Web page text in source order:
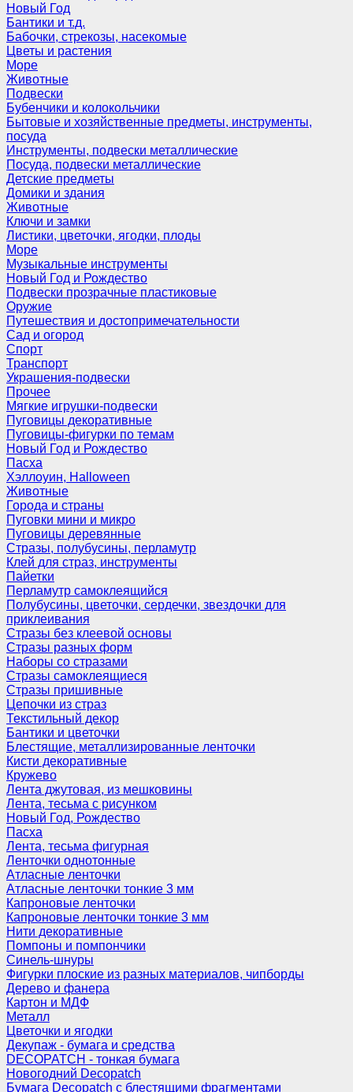
Новый Год
Бантики и т.д.
Бабочки, стрекозы, насекомые
Цветы и растения
Море
Животные
Подвески
Бубенчики и колокольчики
Бытовые и хозяйственные предметы, инструменты,
посуда
Инструменты, подвески металлические
Посуда, подвески металлические
Детские предметы
Домики и здания
Животные
Ключи и замки
Листики, цветочки, ягодки, плоды
Море
Музыкальные инструменты
Новый Год и Рождество
Подвески прозрачные пластиковые
Оружие
Путешествия и достопримечательности
Сад и огород
Спорт
Транспорт
Украшения-подвески
Прочее
Мягкие игрушки-подвески
Пуговицы декоративные
Пуговицы-фигурки по темам
Новый Год и Рождество
Пасха
Хэллоуин, Halloween
Животные
Города и страны
Пуговки мини и микро
Пуговицы деревянные
Стразы, полубусины, перламутр
Клей для страз, инструменты
Пайетки
Перламутр самоклеящийся
Полубусины, цветочки, сердечки, звездочки для
приклеивания
Стразы без клеевой основы
Стразы разных форм
Наборы со стразами
Стразы самоклеящиеся
Стразы пришивные
Цепочки из страз
Текстильный декор
Бантики и цветочки
Блестящие, металлизированные ленточки
Кисти декоративные
Кружево
Лента джутовая, из мешковины
Лента, тесьма с рисунком
Новый Год, Рождество
Пасха
Лента, тесьма фигурная
Ленточки однотонные
Атласные ленточки
Атласные ленточки тонкие 3 мм
Капроновые ленточки
Капроновые ленточки тонкие 3 мм
Нити декоративные
Помпоны и помпончики
Синель-шнуры
Фигурки плоские из разных материалов, чипборды
Дерево и фанера
Картон и МДФ
Металл
Цветочки и ягодки
Декупаж - бумага и средства
DECOPATCH - тонкая бумага
Новогодний Decopatch
Бумага Decopatch с блестящими фрагментами